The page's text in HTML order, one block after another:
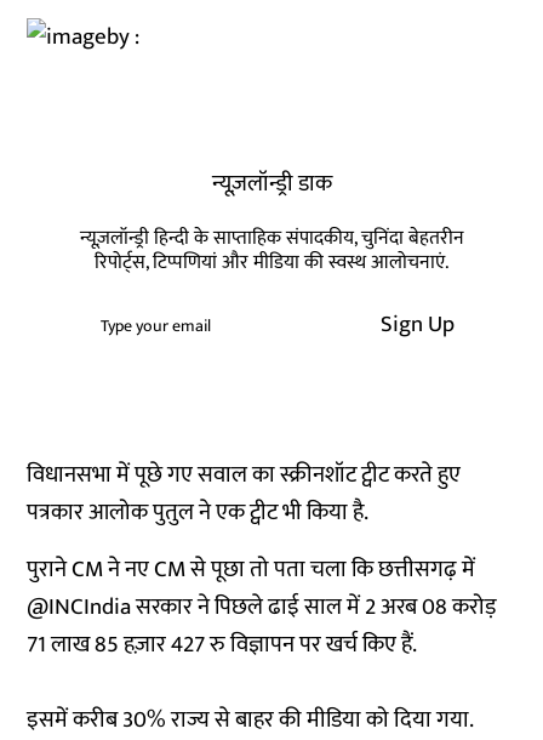
न्यूज़लॉन्ड्री डाक
न्यूज़लॉन्ड्री हिन्दी के साप्ताहिक संपादकीय, चुनिंदा बेहतरीन
रिपोर्ट्स, टिप्पणियां और मीडिया की स्वस्थ आलोचनाएं.
Sign Up
विधानसभा में पूछे गए सवाल का स्क्रीनशॉट ट्वीट करते हुए
पत्रकार आलोक पुतुल ने एक ट्वीट भी किया है.
पुराने CM ने नए CM से पूछा तो पता चला कि छत्तीसगढ़ में
@INCIndiaसरकार ने पिछले ढाई साल में 2 अरब 08 करोड़
71 लाख 85 हज़ार 427 रु विज्ञापन पर खर्च किए हैं.
इसमें करीब 30% राज्य से बाहर की मीडिया को दिया गया.